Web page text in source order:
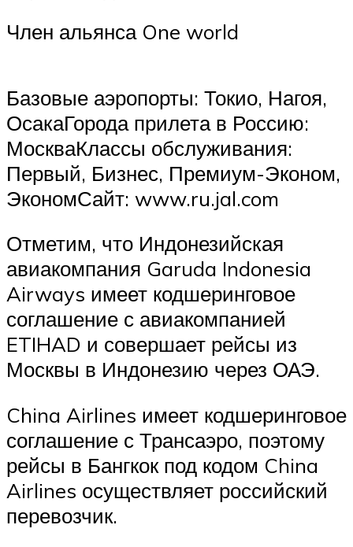
Член альянса One world
Базовые аэропорты: Токио, Нагоя,
ОсакаГорода прилета в Россию:
МоскваКлассы обслуживания:
Первый, Бизнес, Премиум-Эконом,
ЭкономСайт: www.ru.jal.com
Отметим, что Индонезийская
авиакомпания Garuda Indonesia
Airways имеет кодшеринговое
соглашение с авиакомпанией
ETIHAD и совершает рейсы из
Москвы в Индонезию через ОАЭ.
China Airlines имеет кодшеринговое
соглашение с Трансаэро, поэтому
рейсы в Бангкок под кодом China
Airlines осуществляет российский
перевозчик.